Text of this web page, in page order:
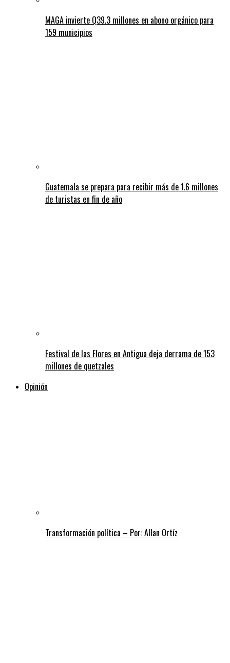
MAGA invierte Q39.3 millones en abono orgánico para
159 municipios
Guatemala se prepara para recibir más de 1.6 millones
de turistas en fin de año
Festival de las Flores en Antigua deja derrama de 153
millones de quetzales
Opinión
Transformación política – Por: Allan Ortíz